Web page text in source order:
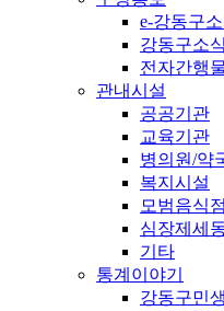
e-강동구
강동구소
전자간행
관내시설
공공기관
교육기관
병의원/약
복지시설
모범음식점
심장제세
기타
통계이야기
강동구민